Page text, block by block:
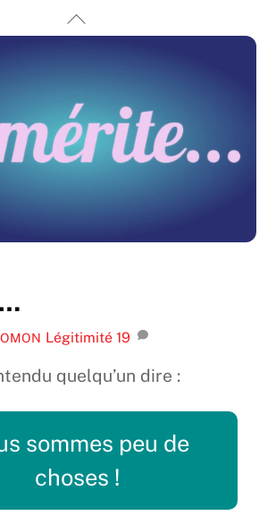
Légitimité 19
quelqu’un dire :
sommes peu de
choses !
Back